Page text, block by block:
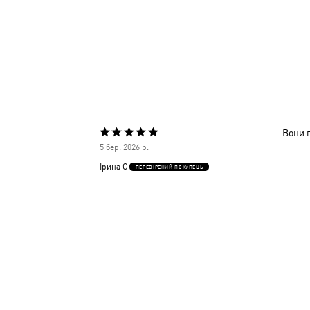
Оцінено
5 бер. 2026 р.
Ірина С ПЕРЕВІРЕНИЙ ПОКУПЕЦЬ
Вони